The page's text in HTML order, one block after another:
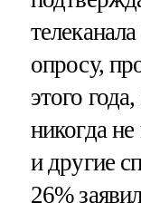
опросу,
этого
никогда
и другие
26%